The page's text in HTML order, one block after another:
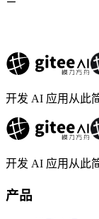
开发 AI 应用从此
开发 AI 应用从此
产品